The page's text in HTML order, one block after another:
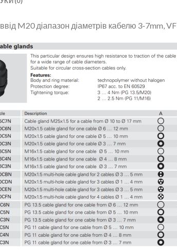
M20 діапазон діаметрів кабелю 3-7mm,